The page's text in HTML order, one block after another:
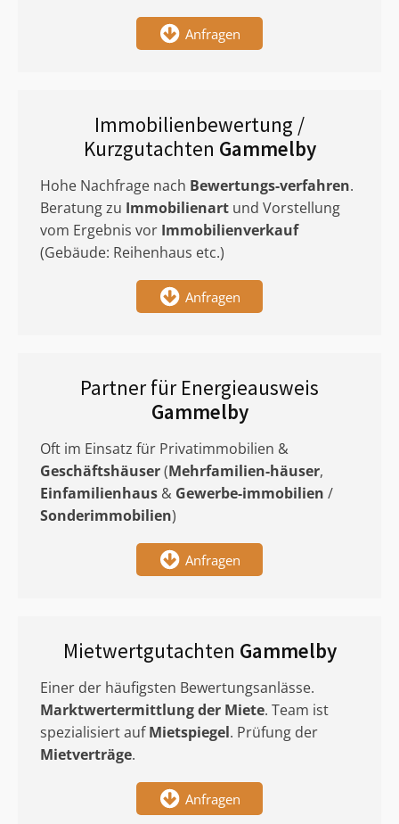
Anfragen
Immobilienbewertung /
Kurzgutachten Gammelby
Hohe Nachfrage nach Bewertungs-verfahren.
Beratung zu Immobilienart und Vorstellung
vom Ergebnis vor Immobilienverkauf
(Gebäude: Reihenhaus etc.)
Anfragen
Partner für Energieausweis
Gammelby
Oft im Einsatz für Privatimmobilien &
Geschäftshäuser(Mehrfamilien-häuser,
Einfamilienhaus & Gewerbe-immobilien /
Sonderimmobilien)
Anfragen
Mietwertgutachten Gammelby
Einer der häufigsten Bewertungsanlässe.
Marktwertermittlungder Miete. Team ist
spezialisiert aufMietspiegel. Prüfung der
Mietverträge.
Anfragen